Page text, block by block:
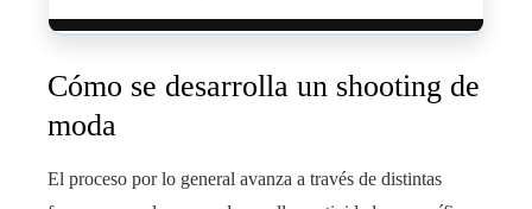
Cómo se desarrolla un shooting de
moda
El proceso por lo general avanza a través de distintas